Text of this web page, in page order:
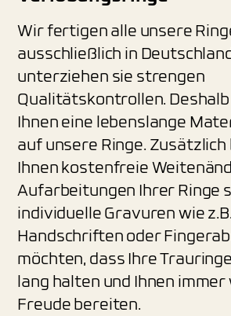
Wir fertigen alle unsere
ausschließlich in
unterziehen sie strengen
Qualitätskontrollen.
Ihnen eine lebenslange
auf unsere Ringe.
Ihnen kostenfreie
Aufarbeitungen Ihrer Ringe
individuelle Gravuren wie
Handschriften oder
möchten, dass Ihre
lang halten und Ihnen
Freude bereiten.